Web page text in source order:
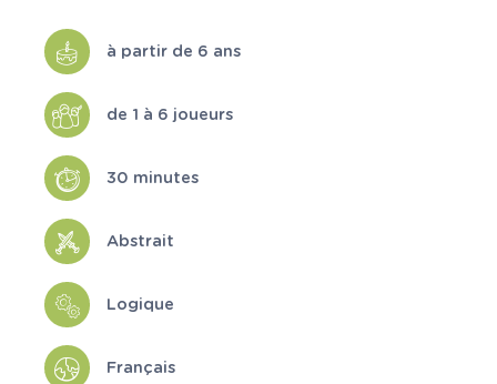
à partir de 6 ans
de 1 à 6 joueurs
30 minutes
Abstrait
Logique
Français